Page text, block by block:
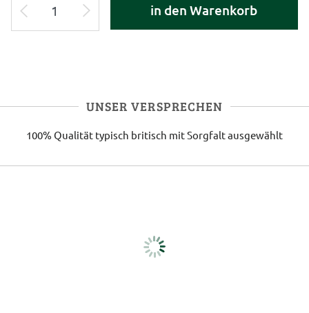
in den Warenkorb
UNSER VERSPRECHEN
100% Qualität typisch britisch mit Sorgfalt ausgewählt